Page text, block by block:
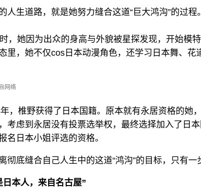
人生道路，就是她努力缝合这道“巨大鸿沟”的过程。
，她因为出众的身高与外貌被星探发现，开始模
里，她不仅cos日本动漫角色，还学习日本舞、花
网络
，椎野获得了日本国籍。原本就有永居资格的她
考虑到永居没有投票选举权，最终选择加入了日
名日本小姐评选的资格。
彻底缝合自己人生中的这道“鸿沟”的目标，只有一
日本人，来自名古屋”